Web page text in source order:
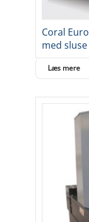
Coral
med
Læs mere